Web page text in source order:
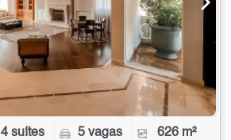
4 suítes 5 vagas 626 m²